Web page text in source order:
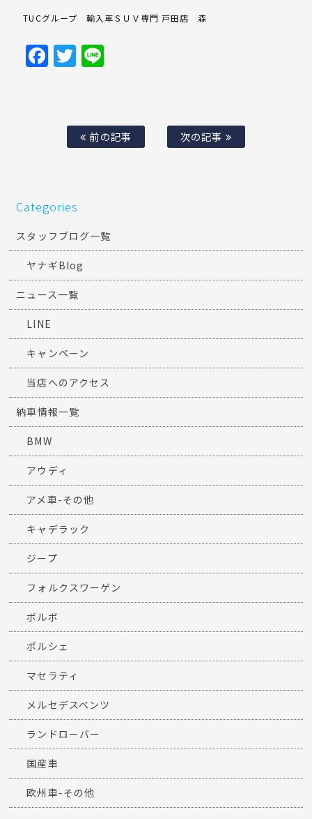
TUCグループ 輸入車ＳＵＶ専門 戸田店 森
Facebook
Twitter
前の記事 次の記事
Categories
スタッフブログ一覧
ヤナギBlog
ニュース一覧
LINE
キャンペーン
当店へのアクセス
納車情報一覧
BMW
アウディ
アメ車-その他
キャデラック
ジープ
フォルクスワーゲン
ボルボ
ポルシェ
マセラティ
メルセデスベンツ
ランドローバー
国産車
欧州車-その他